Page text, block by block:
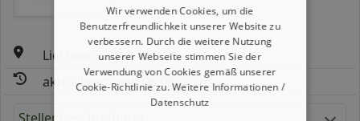
Lietzow, Rügen
aktualisiert seit: 06.08.2026
Wir verwenden Cookies, um die
Benutzerfreundlichkeit unserer Website zu
verbessern. Durch die weitere Nutzung
unserer Webseite stimmen Sie der
Verwendung von Cookies gemäß unserer
Cookie-Richtlinie zu.Weitere Informationen /
Datenschutz